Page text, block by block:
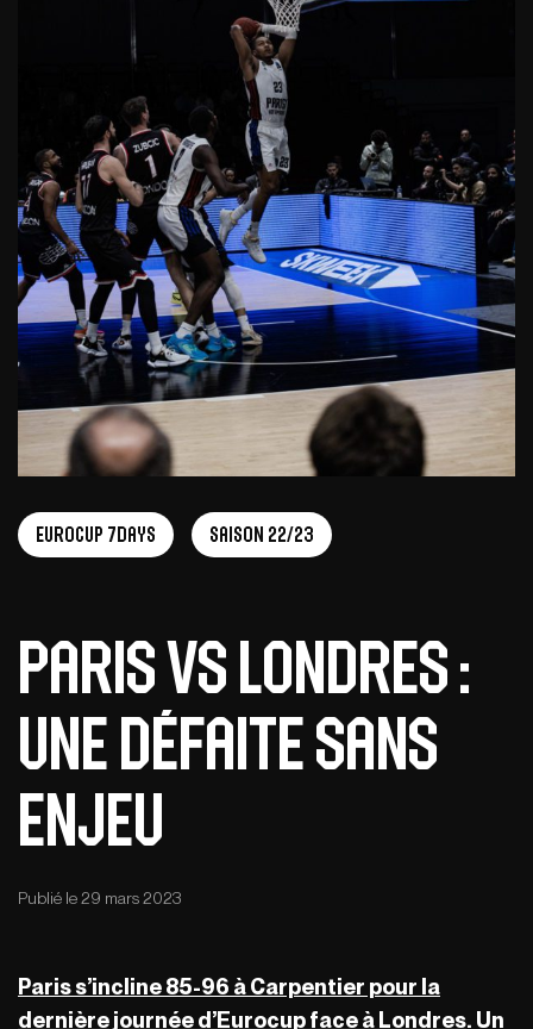
EuroCup 7Days Saison 22/23
Paris vs Londres :
une défaite sans
enjeu
Publié le 29 mars 2023
Paris s’incline 85-96 à Carpentier pour la
dernière journée d’Eurocup face à Londres. Un